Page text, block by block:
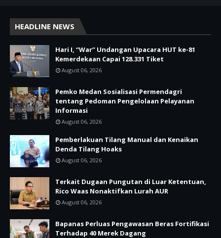
HEADLINE NEWS
Hari I, “War” Undangan Upacara HUT ke-81
Kemerdekaan Capai 128.331 Tiket
August 06, 2026
Pemko Medan Sosialisasi Permendagri
tentang Pedoman Pengelolaan Pelayanan
Informasi
August 06, 2026
Pemberlakuan Tilang Manual dan Kenaikan
Denda Tilang Hoaks
August 06, 2026
Terkait Dugaan Pungutan di Luar Ketentuan,
Rico Waas Nonaktifkan Lurah AUR
August 06, 2026
Bapanas Perluas Pengawasan Beras Fortifikasi
Terhadap 40 Merek Dagang